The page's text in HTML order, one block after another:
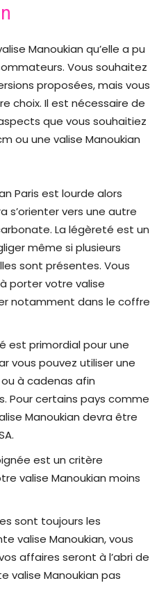
Manoukian qu’elle a pu
Vous souhaitez
proposées, mais vous
choix. Il est nécessaire de
que vous souhaitiez
ou une valise Manoukian
Paris est lourde alors
s’orienter vers une autre
La légèreté est un
même si plusieurs
sont présentes. Vous
porter votre valise
notamment dans le coffre
est primordial pour une
vous pouvez utiliser une
à cadenas afin
Pour certains pays comme
Manoukian devra être
est un critère
valise Manoukian moins
sont toujours les
valise Manoukian, vous
affaires seront à l’abri de
valise Manoukian pas